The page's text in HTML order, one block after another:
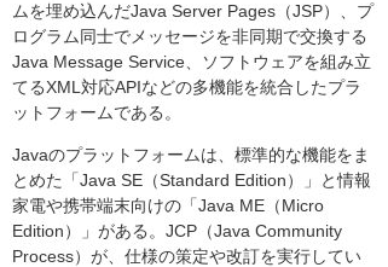
ムを埋め込んだJava Server Pages（JSP）、プ
ログラム同士でメッセージを非同期で交換する
Java Message Service、ソフトウェアを組み立
てるXML対応APIなどの多機能を統合したプラ
ットフォームである。
Javaのプラットフォームは、標準的な機能をま
とめた「Java SE（Standard Edition）」と情報
家電や携帯端末向けの「Java ME（Micro
Edition）」がある。JCP（Java Community
Process）が、仕様の策定や改訂を実行してい